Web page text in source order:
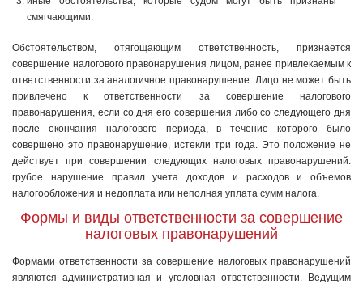
смягчающими.
Обстоятельством, отягощающим ответственность, признается
совершение налогового правонарушения лицом, ранее привлекаемым к
ответственности за аналогичное правонарушение. Лицо не может быть
привлечено к ответственности за совершение налогового
правонарушения, если со дня его совершения либо со следующего дня
после окончания налогового периода, в течение которого было
совершено это правонарушение, истекли три года. Это положение не
действует при совершении следующих налоговых правонарушений:
грубое нарушение правил учета доходов и расходов и объемов
налогообложения и недоплата или неполная уплата сумм налога.
Формы и виды ответственности за совершение
налоговых правонарушений
Формами ответственности за совершение налоговых правонарушений
являются административная и уголовная ответственности. Ведущим